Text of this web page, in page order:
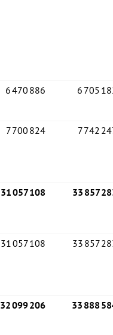
6 470 886 6 705
7 700 824 7 742
31 057 108 33 857
31 057 108 33 857
32 099 206 33 888